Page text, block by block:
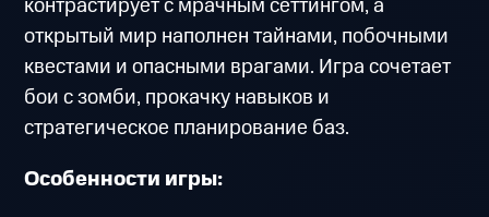
контрастирует с мрачным сеттингом, а
открытый мир наполнен тайнами, побочными
квестами и опасными врагами. Игра сочетает
бои с зомби, прокачку навыков и
стратегическое планирование баз.
Особенности игры: